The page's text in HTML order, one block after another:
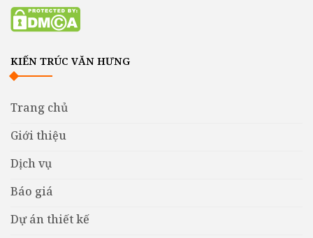
KIẾN TRÚC VĂN HƯNG
Trang chủ
Giới thiệu
Dịch vụ
Báo giá
Dự án thiết kế